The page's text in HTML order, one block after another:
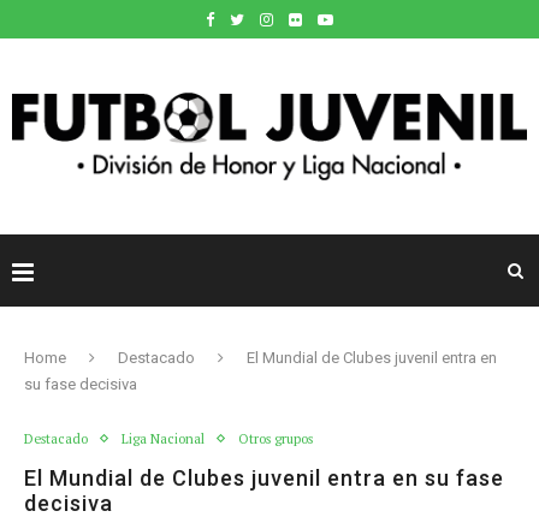
Home Destacado
El Mundial de Clubes juvenil entra en
su fase decisiva
Destacado Liga Nacional Otros grupos
El Mundial de Clubes juvenil entra en su fase
decisiva